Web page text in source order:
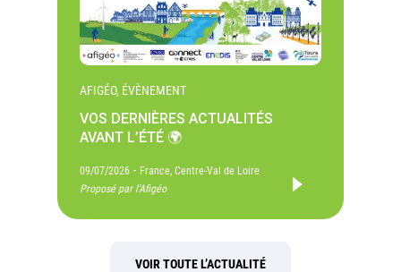
AFIGÉO, ÉVÈNEMENT
VOS DERNIÈRES ACTUALITÉS
AVANT L’ÉTÉ 🌍
09/07/2026 - France, Centre-Val de Loire
Proposé par l'Afigéo
VOIR TOUTE L’ACTUALITÉ